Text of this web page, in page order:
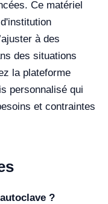
Ce matériel
à des
des situations
la plateforme
personnalisé qui
et contraintes
?